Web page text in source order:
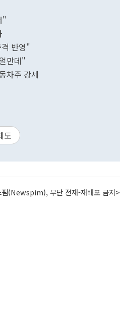
"
반영"
만데"
차주 강세
도
핌(Newspim), 무단 전재-재배포 금지>